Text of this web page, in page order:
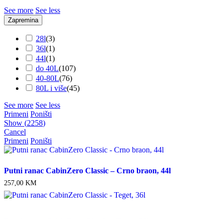
See more See less
Zapremina
28l(3)
36l(1)
44l(1)
do 40L(107)
40-80L(76)
80L i više(45)
See more See less
Primeni Poništi
Show (2258)
Cancel
Primeni Poništi
Putni ranac CabinZero Classic – Crno braon, 44l
257,00 KM